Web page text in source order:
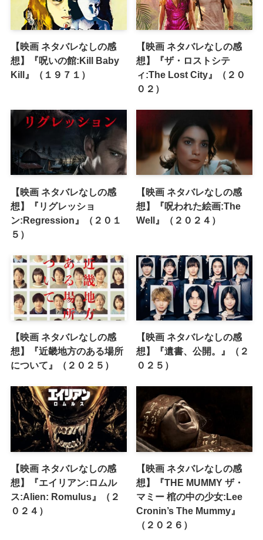
【映画 ネタバレなしの感
想】『呪いの館:Kill Baby
Kill』（１９７１）
【映画 ネタバレなしの感
想】『ザ・ロストシテ
ィ:The Lost City』（２０
０２）
【映画 ネタバレなしの感
想】『リグレッショ
ン:Regression』（２０１
５）
【映画 ネタバレなしの感
想】『呪われた絵画:The
Well』（２０２４）
【映画 ネタバレなしの感
想】『近畿地方のある場所
について』（２０２５）
【映画 ネタバレなしの感
想】『遺書、公開。』（２
０２５）
【映画 ネタバレなしの感
想】『エイリアン:ロムル
ス:Alien: Romulus』（２
０２４）
【映画 ネタバレなしの感
想】『THE MUMMY ザ・
マミー 棺の中の少女:Lee
Cronin’s The Mummy』
（２０２６）